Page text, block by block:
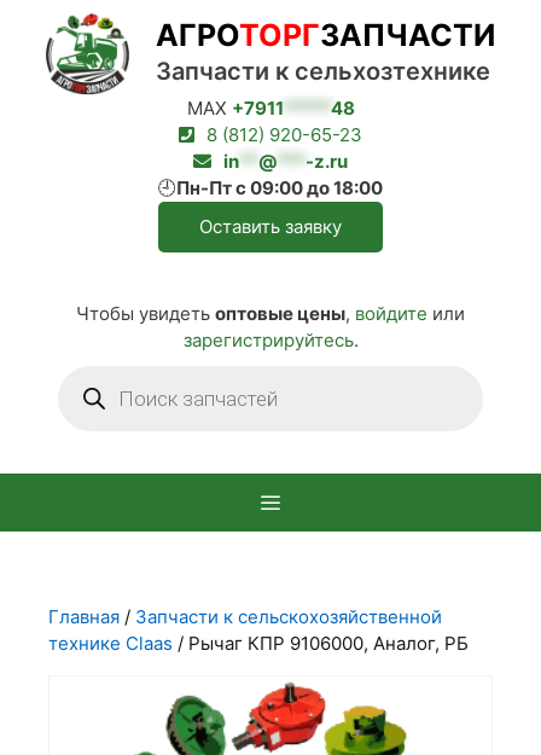
Перейти
содержимому
MAX +7911 ***** 48
8 (812) 920-65-23
in
@ *** -z.ru
🕘Пн-Пт с 09:00 до 18:00
Оставить заявку
Чтобы увидеть оптовые цены, войдите или
зарегистрируйтесь.
товаров
АГРОТОРГЗАПЧАСТИ
Запчасти к сельхозтехнике
Главная / Запчасти к сельскохозяйственной
технике Claas / Рычаг КПР 9106000, Аналог, РБ